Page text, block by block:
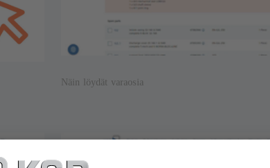
Näin löydät varaosia